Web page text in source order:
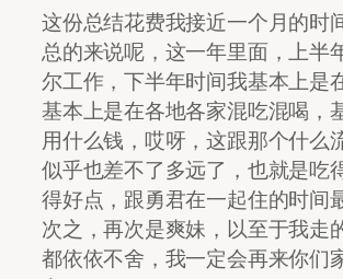
这份总结花费我接近一个月的时
总的来说呢，这一年里面，上半
尔工作，下半年时间我基本上是
基本上是在各地各家混吃混喝，
用什么钱，哎呀，这跟那个什么
似乎也差不了多远了，也就是吃
得好点，跟勇君在一起住的时间
次之，再次是爽妹，以至于我走
都依依不舍，我一定会再来你们